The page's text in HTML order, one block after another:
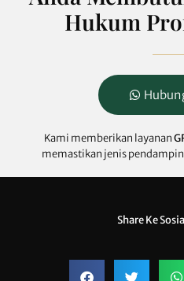
Hukum
Kami memberikan layanan
memastikan jenis
Share Ke